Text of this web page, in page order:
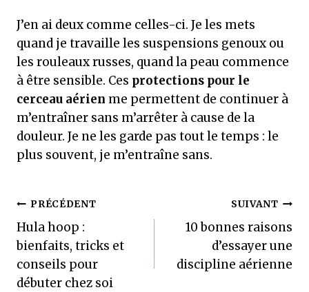
J’en ai deux comme celles-ci. Je les mets
quand je travaille les suspensions genoux ou
les rouleaux russes, quand la peau commence
à être sensible. Ces protections pour le
cerceau aérien me permettent de continuer à
m’entraîner sans m’arrêter à cause de la
douleur. Je ne les garde pas tout le temps : le
plus souvent, je m’entraîne sans.
Navigation
de
l’article
PRÉCÉDENT
Hula hoop :
bienfaits, tricks et
conseils pour
débuter chez soi
SUIVANT
10 bonnes raisons
d’essayer une
discipline aérienne